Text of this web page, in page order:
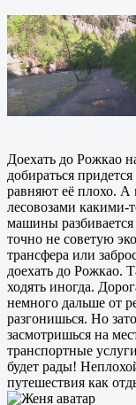
Доехать до Рожкао
добираться
равняют её плохо.
лесовозами какими-
машины
точно не советую
трансфера или
доехать до Рожкао.
ходять иногда.
немного дальше от
разгонишься. Но
засмотришься на
транспортные
будет рады!
путешествия как